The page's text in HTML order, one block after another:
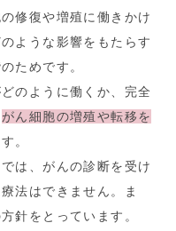
修復や増殖に働きかけ
ような影響をもたらす
ためです。
のように働くか、完全
がん細胞の増殖や転移を
。
では、がんの診断を受け
法はできません。ま
針をとっています。